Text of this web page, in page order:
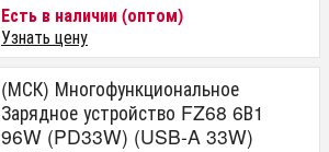
Есть в наличии (оптом)
Узнать цену
(МСК) Многофункциональное
Зарядное устройство FZ68 6В1
96W (PD33W) (USB-A 33W)